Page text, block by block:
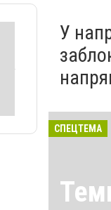
У
СПЕЦТЕМА